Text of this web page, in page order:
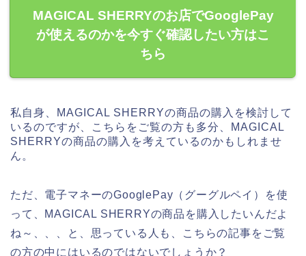
MAGICAL SHERRYのお店でGooglePay
が使えるのかを今すぐ確認したい方はこ
ちら
私自身、MAGICAL SHERRYの商品の購入を検討して
いるのですが、こちらをご覧の方も多分、MAGICAL
SHERRYの商品の購入を考えているのかもしれませ
ん。
ただ、電子マネーのGooglePay（グーグルペイ）を使
って、MAGICAL SHERRYの商品を購入したいんだよ
ね～、、、と、思っている人も、こちらの記事をご覧
の方の中にはいるのではないでしょうか？